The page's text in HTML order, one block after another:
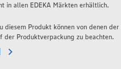
in allen EDEKA Märkten erhältlich.
Produkt können von denen
Produktverpackung zu beachten.